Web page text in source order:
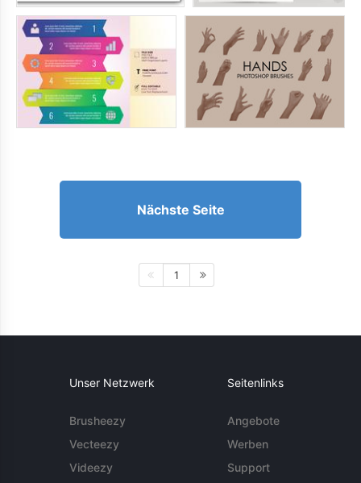
Nächste Seite
1
Unser Netzwerk
Brusheezy
Vecteezy
Videezy
Seitenlinks
Angebote
Werben
Support